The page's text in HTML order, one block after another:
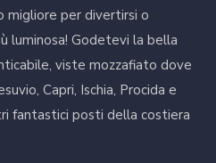
migliore per divertirsi o
luminosa! Godetevi la bella
viste mozzafiato dove
Capri, Ischia, Procida e
fantastici posti della costiera